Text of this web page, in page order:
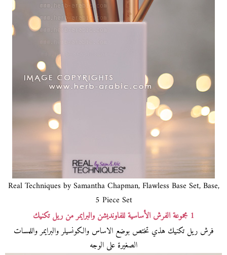
Real Techniques by Samantha Chapman, Flawless Base Set, Base,
5 Piece Set
1 مجموعة الفرش الأساسية للفاونديشن والبرايمر من ريل تكنيك
فرش ريل تكنيك هذي تختص بوضع الاساس والكونسيلر والبرايمر واللمسات
الصغيرة على الوجه